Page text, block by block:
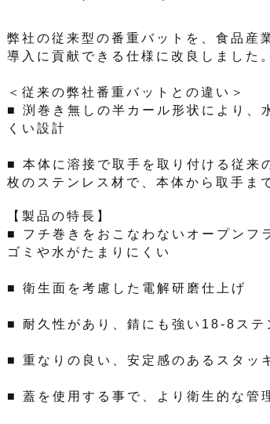
弊社の従来型の番重バットを、食品産
導入に貢献できる仕様に改良しました。
＜従来の弊社番重バットとの違い＞
■ 渕巻き無しの半カール形状により、
くい設計
■ 本体に溶接で取手を取り付ける従来
枚のステンレス材で、本体から取手ま
【製品の特長】
■ フチ巻きをおこなわないオープンフ
ゴミや水がたまりにくい
■ 衛生面を考慮した電解研磨仕上げ
■ 耐久性があり、錆にも強い18-8ステ
■ 重なりの良い、安定感のあるスタッ
■ 蓋を使用する事で、より衛生的な管